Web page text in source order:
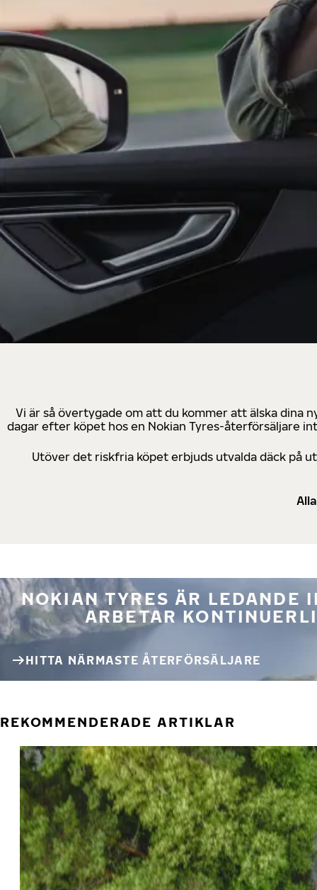
Vi är så övertygade om att du kommer att älska dina
dagar efter köpet hos en Nokian Tyres-återförsäljare
Utöver det riskfria köpet erbjuds utvalda däck på
NOKIAN TYRES ÄR LEDANDE
ARBETAR
HITTA NÄRMASTE ÅTERFÖRSÄLJARE
REKOMMENDERADE ARTIKLAR